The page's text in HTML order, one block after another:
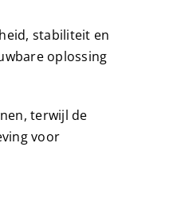
stabiliteit en
oplossing
terwijl de
voor